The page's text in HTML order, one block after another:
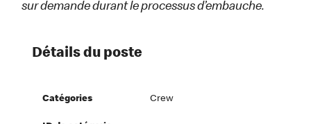
sur demande durant le processus d’embauche.
Détails du poste
Catégories Crew